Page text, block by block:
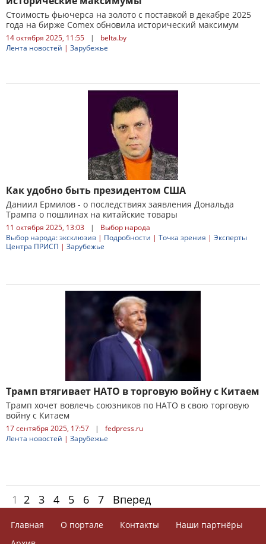
Стоимость фьючерса на золото с поставкой в декабре 2025
года на бирже Comex обновила исторический максимум
14 октября 2025, 11:55 |
belta.by
Лента новостей | Зарубежье
Как удобно быть президентом США
Даниил Ермилов - о последствиях заявления Дональда
Трампа о пошлинах на китайские товары
11 октября 2025, 13:03 |
Выбор народа
Выбор народа: эксклюзив | Подробности | Точка зрения | Эксперты
Центра ПРИСП | Зарубежье
Трамп втягивает НАТО в торговую войну с Китаем
Трамп хочет вовлечь союзников по НАТО в свою торговую
войну с Китаем
17 сентября 2025, 17:57 |
fedpress.ru
Лента новостей | Зарубежье
1 2 3 4 5 6 7 Вперед
Главная О портале Контакты
Наши партнёры